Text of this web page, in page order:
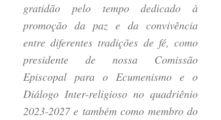
gratidão pelo tempo dedicado à
promoção da paz e da convivência
entre diferentes tradições de fé, como
presidente de nossa Comissão
Episcopal para o Ecumenismo e o
Diálogo Inter-religioso no quadriênio
2023-2027 e também como membro do